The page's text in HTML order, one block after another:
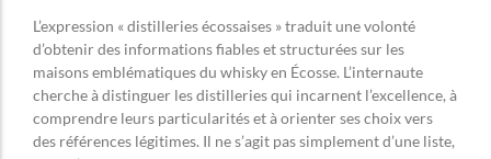
L’expression « distilleries écossaises » traduit une volonté
d’obtenir des informations fiables et structurées sur les
maisons emblématiques du whisky en Écosse. L’internaute
cherche à distinguer les distilleries qui incarnent l’excellence, à
comprendre leurs particularités et à orienter ses choix vers
des références légitimes. Il ne s’agit pas simplement d’une liste,